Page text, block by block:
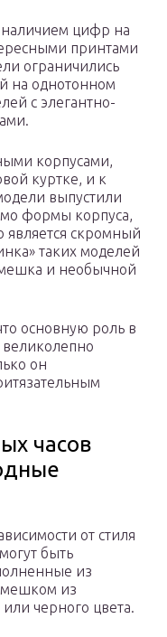
наличием цифр на
принтами
ограничились
на однотонном
с элегантно-
корпусами,
куртке, и к
выпустили
формы корпуса,
является скромный
таких моделей
и необычной
основную роль в
он
часов
от стиля
быть
из
из
черного цвета.